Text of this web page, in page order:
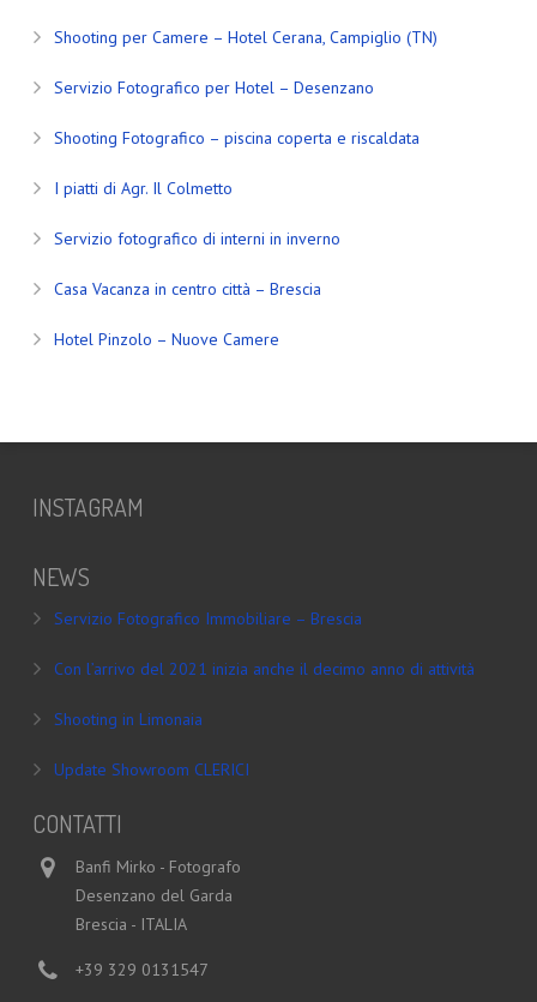
Shooting per Camere – Hotel Cerana, Campiglio (TN)
Servizio Fotografico per Hotel – Desenzano
Shooting Fotografico – piscina coperta e riscaldata
I piatti di Agr. Il Colmetto
Servizio fotografico di interni in inverno
Casa Vacanza in centro città – Brescia
Hotel Pinzolo – Nuove Camere
INSTAGRAM
NEWS
Servizio Fotografico Immobiliare – Brescia
Con l’arrivo del 2021 inizia anche il decimo anno di attività
Shooting in Limonaia
Update Showroom CLERICI
CONTATTI
Banfi Mirko - Fotografo
Desenzano del Garda
Brescia - ITALIA
+39 329 0131547